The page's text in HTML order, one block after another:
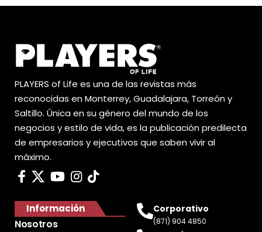
PLAYERS of Life es una de las revistas más
reconocidas en Monterrey, Guadalajara, Torreón y
Saltillo. Única en su género del mundo de los
negocios y estilo de vida, es la publicación predilecta
de empresarios y ejecutivos que saben vivir al
máximo.
Información
Nosotros
Corporativo
(871) 904 4850